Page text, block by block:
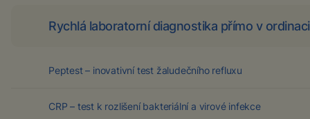
Rychlá laboratorní diagnostika přímo v ordinaci
Peptest – inovativní test žaludečního refluxu
CRP – test k rozlišení bakteriální a virové infekce